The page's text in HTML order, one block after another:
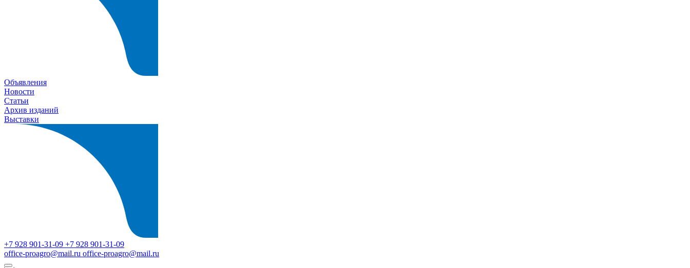
Объявления
Новости
Статьи
Архив изданий
Выставки
+7 928 901-31-09 +7 928 901-31-09
office-proagro@mail.ru office-proagro@mail.ru